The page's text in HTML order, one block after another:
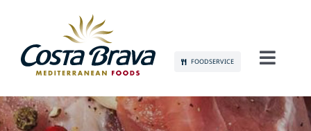
content
FOODSERVICE
À PROPOS DE NOUS